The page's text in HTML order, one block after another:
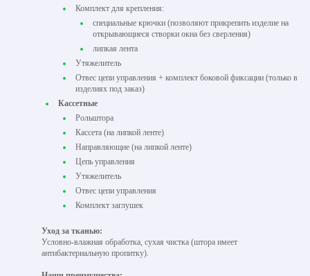
Комплект для крепления:
специальные крючки (позволяют прикрепить изделие на
открывающиеся створки окна без сверления)
липкая лента
Утяжелитель
Отвес цепи управления + комплект боковой фиксации (только в
изделиях под заказ)
Кассетные
Рольштора
Кассета (на липкой ленте)
Направляющие (на липкой ленте)
Цепь управления
Утяжелитель
Отвес цепи управления
Комплект заглушек
Уход за тканью:
Условно-влажная обработка, сухая чистка (штора имеет
антибактериальную пропитку).